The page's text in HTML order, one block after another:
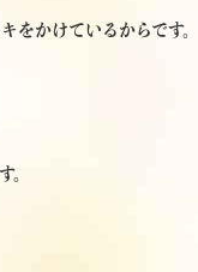
をかけているからです。
。